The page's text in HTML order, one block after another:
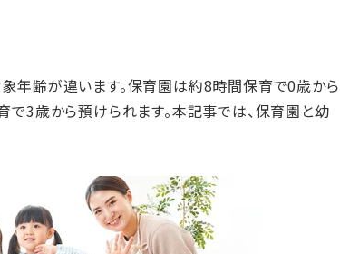
年齢が違います。保育園は約8時間保育で0歳から
3歳から預けられます。本記事では、保育園と幼